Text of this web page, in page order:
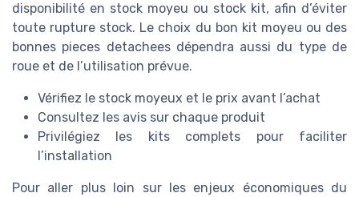
disponibilité en stock moyeu ou stock kit, afin d’éviter
toute rupture stock. Le choix du bon kit moyeu ou des
bonnes pieces detachees dépendra aussi du type de
roue et de l’utilisation prévue.
Vérifiez le stock moyeux et le prix avant l’achat
Consultez les avis sur chaque produit
Privilégiez les kits complets pour faciliter
l’installation
Pour aller plus loin sur les enjeux économiques du